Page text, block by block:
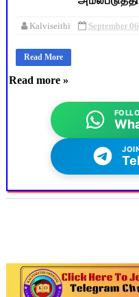
Kalviseithi September
Read More
Read more »